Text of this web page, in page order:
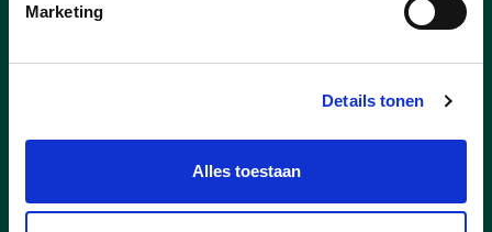
Marketing
Details tonen
Alles toestaan
station Herentals
Vrouw & Maatschappij, de grootste